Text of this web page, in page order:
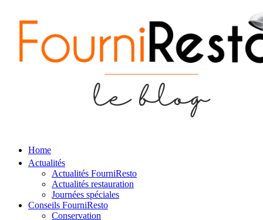
Home
Actualités
Actualités FourniResto
Actualités restauration
Journées spéciales
Conseils FourniResto
Conservation